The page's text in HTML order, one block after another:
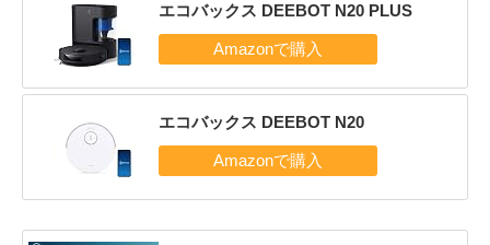
エコバックス DEEBOT N20 PLUS
エコバックス DEEBOT N20